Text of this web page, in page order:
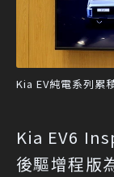
Kia EV純電系列累
Kia EV6
後驅增程版